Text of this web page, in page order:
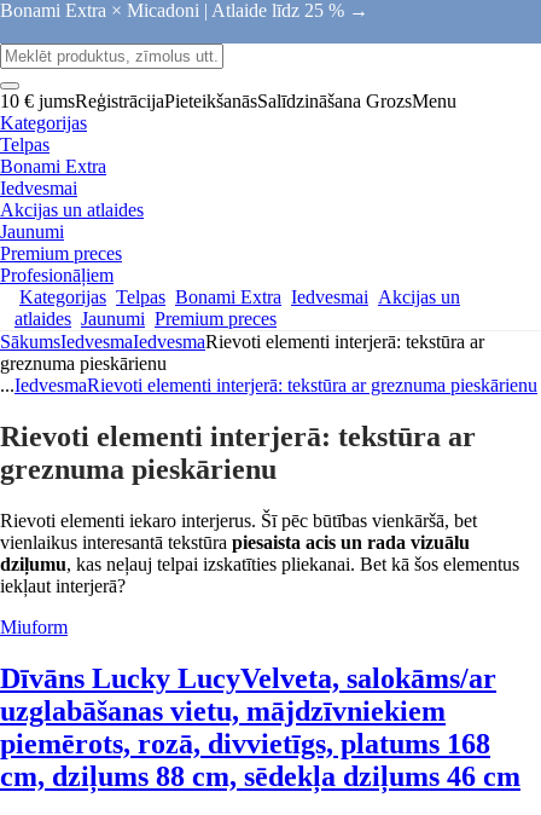
Bonami Extra × Micadoni | Atlaide līdz 25 % →
10 € jumsReģistrācijaPieteikšanāsSalīdzināšana GrozsMenu
Kategorijas
Telpas
Bonami Extra
Iedvesmai
Akcijas un atlaides
Jaunumi
Premium preces
Profesionāļiem
Kategorijas Telpas Bonami Extra Iedvesmai Akcijas un
atlaides Jaunumi Premium preces
SākumsIedvesmaIedvesmaRievoti elementi interjerā: tekstūra ar
greznuma pieskārienu
...IedvesmaRievoti elementi interjerā: tekstūra ar greznuma pieskārienu
Rievoti elementi interjerā: tekstūra ar
greznuma pieskārienu
Rievoti elementi iekaro interjerus. Šī pēc būtības vienkāršā, bet
vienlaikus interesantā tekstūra piesaista acis un rada vizuālu
dziļumu, kas neļauj telpai izskatīties pliekanai. Bet kā šos elementus
iekļaut interjerā?
Miuform
Dīvāns Lucky LucyVelveta, salokāms/ar
uzglabāšanas vietu, mājdzīvniekiem
piemērots, rozā, divvietīgs, platums 168
cm, dziļums 88 cm, sēdekļa dziļums 46 cm